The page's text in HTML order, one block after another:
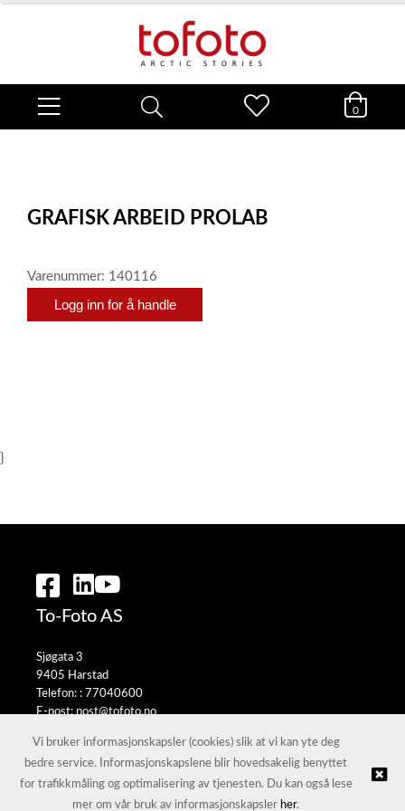
0
GRAFISK ARBEID PROLAB
Varenummer: 140116
Logg inn for å handle
}
To-Foto AS
Sjøgata 3
9405 Harstad
Telefon: : 77040600
E-post:post@tofoto.no
© To-Foto AS |Nettbutikk levert av Kréatif
Vi bruker informasjonskapsler (cookies) slik at vi kan yte deg
bedre service. Informasjonskapslene blir hovedsakelig benyttet
for trafikkmåling og optimalisering av tjenesten. Du kan også lese
mer om vår bruk av informasjonskapsler her.